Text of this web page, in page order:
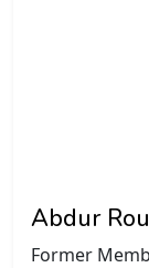
Abdur
Former